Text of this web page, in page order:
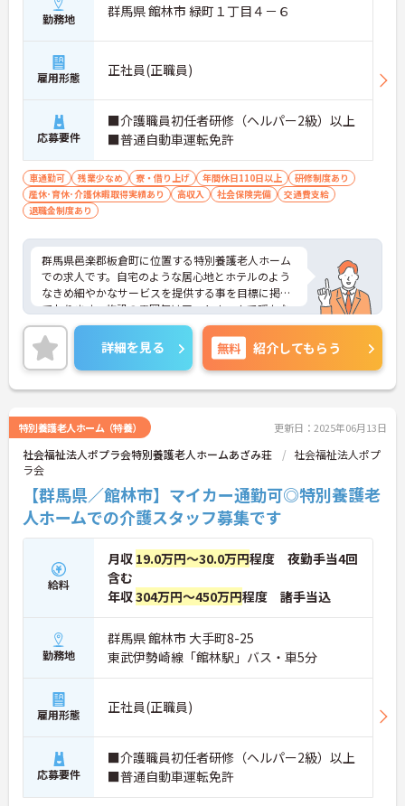
勤務地 群馬県 館林市 緑町１丁目４－６
雇用形態 正社員(正職員)
応募要件
■介護職員初任者研修（ヘルパー2級）以上
■普通自動車運転免許
車通勤可 残業少なめ 寮・借り上げ 年間休日110日以上
研修制度あり
産休･育休･介護休暇取得実績あり
高収入 社会保険完備
交通費支給
退職金制度あり
群馬県邑楽郡板倉町に位置する特別養護老人ホーム
での求人です。自宅のような居心地とホテルのよう
なきめ細やかなサービスを提供する事を目標に掲げ
ております。施設の雰囲気はアットホームで暖かな
介護を提供する事が出来ます。8：00～18：00まで
の無料託児所が完備されているので、お子様がいら
っしゃる方でも安心してご就業していただけます。
期末には介護職員処遇改善加算が別途支給されま
す。退職金制度もあり、各種特別休暇があるため働
合わせ下さい。
詳細を見る 無料 紹介してもらう
特別養護老人ホーム（特養） 更新日：2025年06月13日
社会福祉法人ポプラ会特別養護老人ホームあざみ荘
社会福祉法人ポプ
ラ会
【群馬県／館林市】マイカー通勤可◎特別養護老
人ホームでの介護スタッフ募集です
給料
月収 19.0万円～30.0万円程度 夜勤手当4回
含む
年収304万円～450万円程度 諸手当込
勤務地
群馬県 館林市 大手町8-25
東武伊勢崎線「館林駅」バス・車5分
雇用形態 正社員(正職員)
応募要件
■介護職員初任者研修（ヘルパー2級）以上
■普通自動車運転免許